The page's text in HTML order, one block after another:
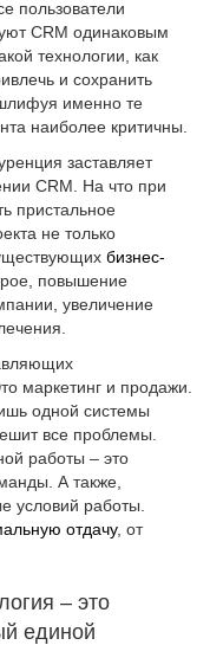
пользователи
CRM одинаковым
технологии, как
и сохранить
именно те
наиболее критичны.
заставляет
CRM. На что при
пристальное
не только
бизнес-
повышение
увеличение
маркетинг и продажи.
одной системы
все проблемы.
работы – это
А также,
условий работы.
отдачу, от
– это
единой